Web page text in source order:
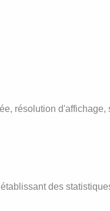
résolution d'affichage,
des